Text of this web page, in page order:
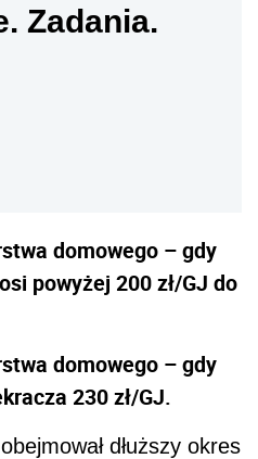
Zadania.
domowego – gdy
powyżej 200 zł/GJ do
domowego – gdy
230 zł/GJ.
dłuższy okres